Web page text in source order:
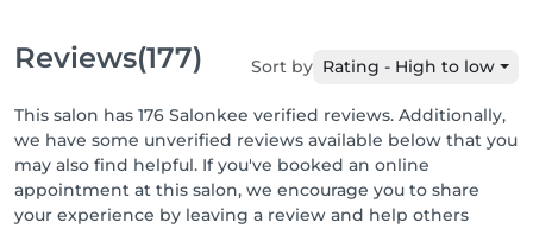
Reviews(177) Sort by Rating - High to low
This salon has 176 Salonkee verified reviews. Additionally,
we have some unverified reviews available below that you
may also find helpful. If you've booked an online
appointment at this salon, we encourage you to share
your experience by leaving a review and help others